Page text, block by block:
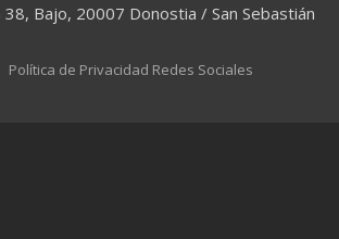
Bajo, 20007 Donostia / San Sebastián
Política de Privacidad Redes Sociales